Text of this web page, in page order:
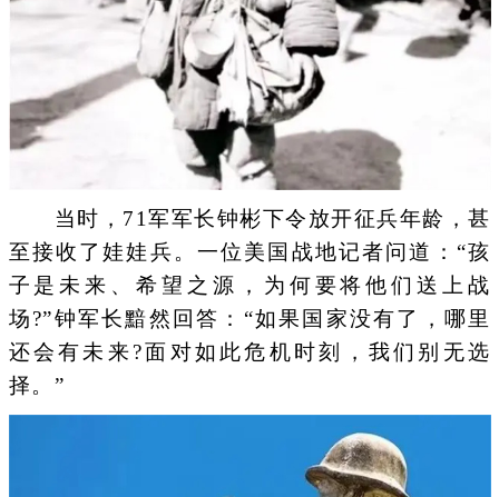
当时，71军军长钟彬下令放开征兵年龄，甚
至接收了娃娃兵。一位美国战地记者问道：“孩
子是未来、希望之源，为何要将他们送上战
场?”钟军长黯然回答：“如果国家没有了，哪里
还会有未来?面对如此危机时刻，我们别无选
择。”